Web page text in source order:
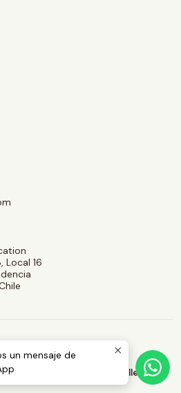
Local 16
Desarrollado por Jumpseller
un mensaje de